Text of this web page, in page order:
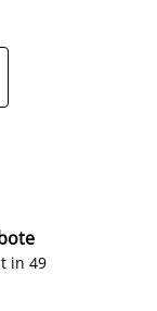
in 49